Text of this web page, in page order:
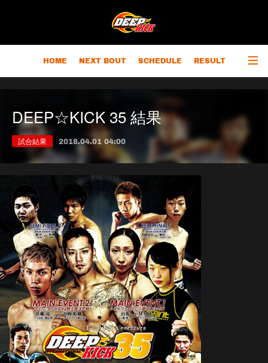
HOME NEXT BOUT SCHEDULE RESULT
RANKING OUTLINE
DEEP☆KICK 35 結果
試合結果 2018.04.01 04:00